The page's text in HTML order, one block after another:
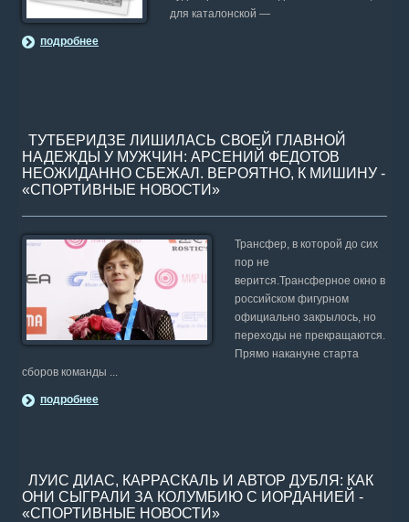
для каталонской —
подробнее
ТУТБЕРИДЗЕ ЛИШИЛАСЬ СВОЕЙ ГЛАВНОЙ
НАДЕЖДЫ У МУЖЧИН: АРСЕНИЙ ФЕДОТОВ
НЕОЖИДАННО СБЕЖАЛ. ВЕРОЯТНО, К МИШИНУ -
«СПОРТИВНЫЕ НОВОСТИ»
Трансфер, в которой до сих
пор не
верится.Трансферное окно в
российском фигурном
официально закрылось, но
переходы не прекращаются.
Прямо накануне старта
сборов команды ...
подробнее
ЛУИС ДИАС, КАРРАСКАЛЬ И АВТОР ДУБЛЯ: КАК
ОНИ СЫГРАЛИ ЗА КОЛУМБИЮ С ИОРДАНИЕЙ -
«СПОРТИВНЫЕ НОВОСТИ»